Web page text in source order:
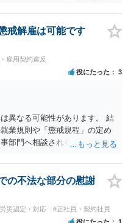
戒解雇は可能です
雇用契約違反
役にたった 3
異なる可能性があります。 結
業規則や「懲戒規程」の定め
部門へ相談されることが最優
り得ます。 名誉や評価の回復
による情報漏洩」と正式に認
ローや周知を求めるのが有効
内で周知される手続があるの
きるかもしれません。 さらに
の不法な部分の慰謝
災認定・対応 #正社員・契約社員
役にたった 1